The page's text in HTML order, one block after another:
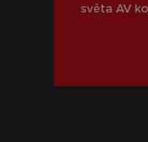
světa AV